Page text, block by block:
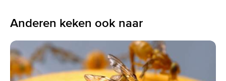
Anderen keken ook naar